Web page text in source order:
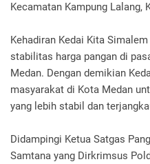
Kecamatan Kampung Lalang,
Kehadiran Kedai Kita
stabilitas harga pangan di
Medan. Dengan demikian
masyarakat di Kota Medan
yang lebih stabil dan
Didampingi Ketua Satgas
Samtana yang Dirkrimsus